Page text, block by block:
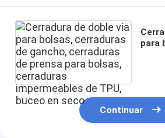
para
Continuar